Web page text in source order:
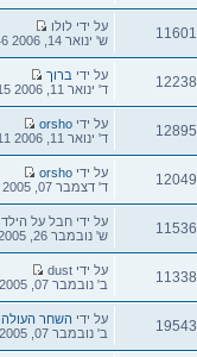
11601
הודעה
אחרונה
על ידי לולו
ש' ינואר 14, 2006 4:46 pm
12238
הודעה
אחרונה
על ידי ברוך
ד' ינואר 11, 2006 7:15 pm
12895
הודעה
אחרונה
על ידי orsho
ד' ינואר 11, 2006 8:11 am
12049
הודעה
אחרונה
על ידי orsho
ד' דצמבר 07, 2005 5:56 pm
11536
הודעה
אחרונה
על ידי חבל על הילד
ש' נובמבר 26, 2005 8:22 pm
11338
הודעה
אחרונה
על ידי dust
ב' נובמבר 07, 2005 10:17 pm
19543
הודעה
אחרונה
על ידי השחר העולה
ב' נובמבר 07, 2005 7:38 pm